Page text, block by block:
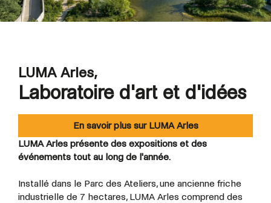
LUMA Arles,
Laboratoire d'art et d'idées
En savoir plus sur LUMA Arles
LUMA Arles présente des expositions et des
événements tout au long de l'année.
Installé dans le Parc des Ateliers, une ancienne friche
industrielle de 7 hectares, LUMA Arles comprend des